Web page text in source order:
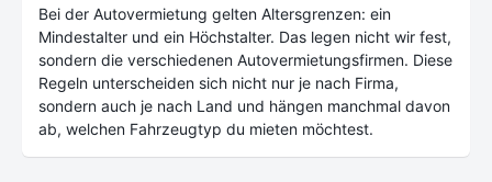
Bei der Autovermietung gelten Altersgrenzen: ein
Mindestalter und ein Höchstalter. Das legen nicht wir fest,
sondern die verschiedenen Autovermietungsfirmen. Diese
Regeln unterscheiden sich nicht nur je nach Firma,
sondern auch je nach Land und hängen manchmal davon
ab, welchen Fahrzeugtyp du mieten möchtest.